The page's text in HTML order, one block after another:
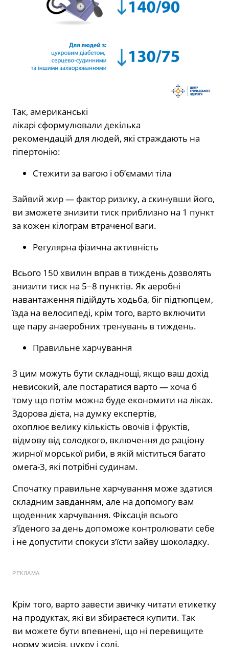
Так, американські
лікарі сформулювали декілька
рекомендацій для людей, які страждають на
гіпертонію:
Стежити за вагою і об’ємами тіла
Зайвий жир — фактор ризику, а скинувши його,
ви зможете знизити тиск приблизно на 1 пункт
за кожен кілограм втраченої ваги.
Регулярна фізична активність
Всього 150 хвилин вправ в тиждень дозволять
знизити тиск на 5−8 пунктів. Як аеробні
навантаження підійдуть ходьба, біг підтюпцем,
їзда на велосипеді, крім того, варто включити
ще пару анаеробних тренувань в тиждень.
Правильне харчування
З цим можуть бути складнощі, якщо ваш дохід
невисокий, але постаратися варто — хоча б
тому що потім можна буде економити на ліках.
Здорова дієта, на думку експертів,
охоплює велику кількість овочів і фруктів,
відмову від солодкого, включення до раціону
жирної морської риби, в якій міститься багато
омега-3, які потрібні судинам.
Спочатку правильне харчування може здатися
складним завданням, але на допомогу вам
щоденник харчування. Фіксація всього
з’їденого за день допоможе контролювати себе
і не допустити спокуси з’їсти зайву шоколадку.
РЕКЛАМА
Крім того, варто завести звичку читати етикетку
на продуктах, які ви збираєтеся купити. Так
ви можете бути впевнені, що ні перевищите
норму жирів, цукру і солі.